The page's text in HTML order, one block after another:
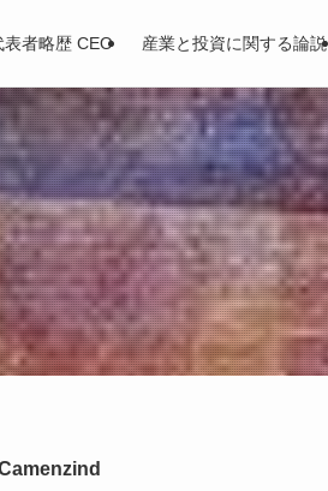
表者略歴 CEO 産業と投資に関する論説